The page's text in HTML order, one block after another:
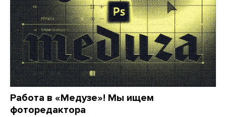
Работа в «Медузе»! Мы ищем
фоторедактора